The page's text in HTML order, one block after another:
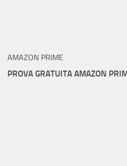
AMAZON PRIME
PROVA GRATUITA AMAZON